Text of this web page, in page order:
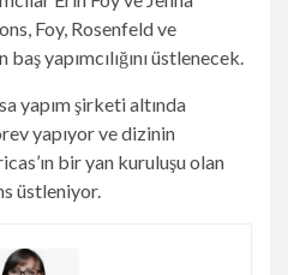
Foy, Rosenfeld ve
yapımcılığını üstlenecek.
yapım şirketi altında
yapıyor ve dizinin
bir yan kuruluşu olan
üstleniyor.